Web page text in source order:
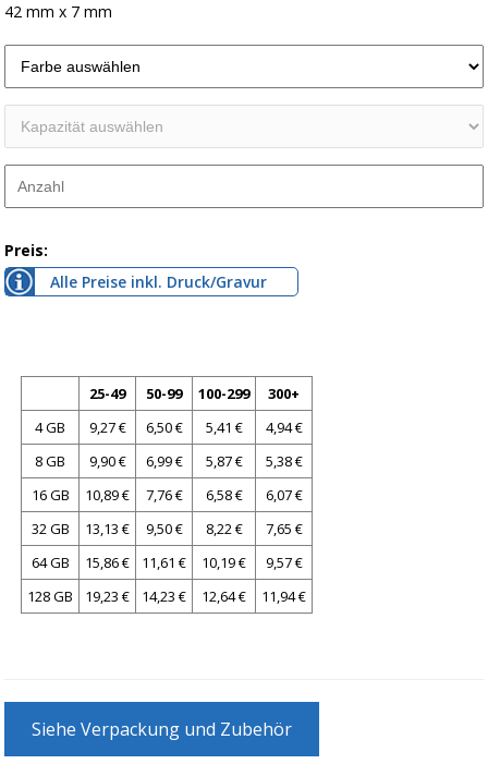
42 mm x 7 mm
Preis:
Alle Preise inkl. Druck/Gravur
25-49 50-99 100-299
300+
4 GB
9,27 € 6,50 € 5,41 €
4,94 €
8 GB
9,90 € 6,99 € 5,87 €
5,38 €
16 GB
10,89 € 7,76 € 6,58 €
6,07 €
32 GB
13,13 € 9,50 € 8,22 €
7,65 €
64 GB
15,86 € 11,61 € 10,19 €
9,57 €
128 GB
19,23 € 14,23 € 12,64 € 11,94 €
Siehe Verpackung und Zubehör